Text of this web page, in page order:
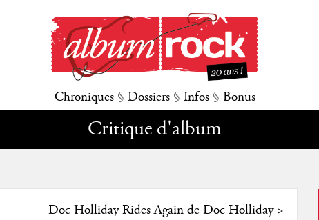
Chroniques § Dossiers § Infos § Bonus
Critique d'album
Doc Holliday Rides Again de Doc Holliday>